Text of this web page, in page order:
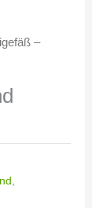
–